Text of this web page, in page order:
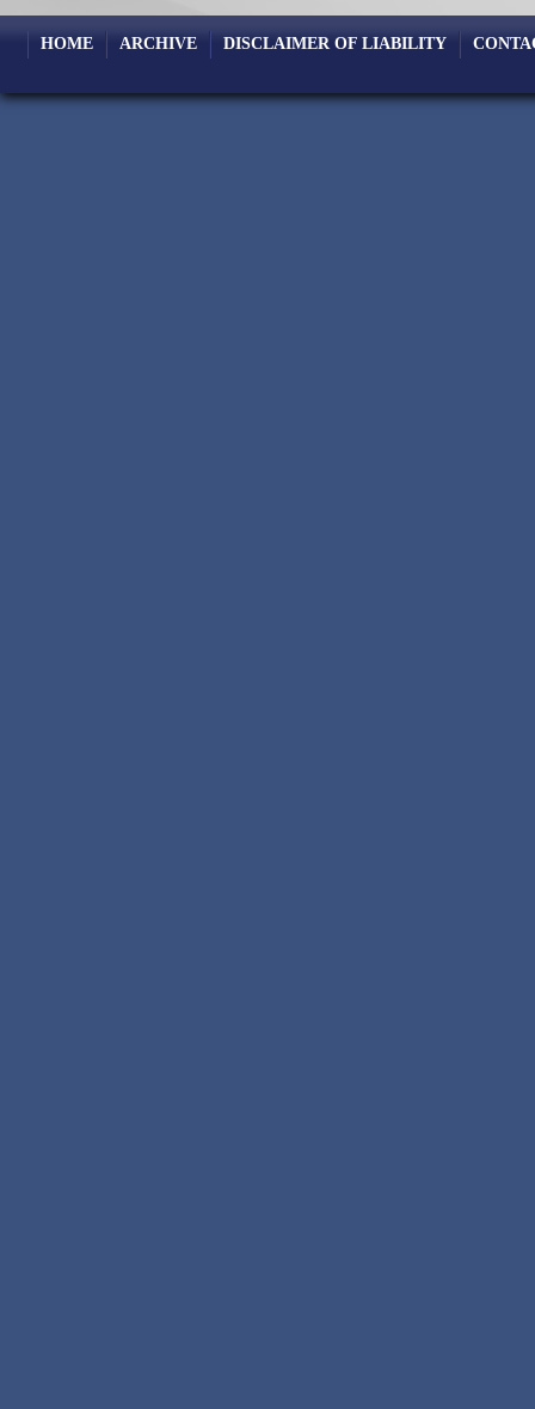
HOME ARCHIVE DISCLAIMER OF LIABILITY